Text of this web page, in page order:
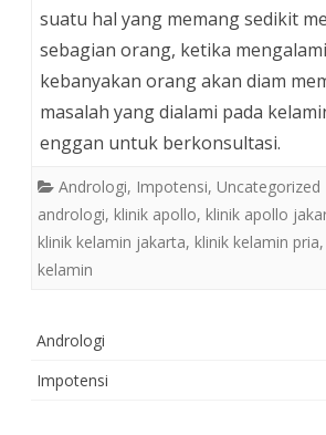
suatu hal yang memang sedikit
sebagian orang, ketika
kebanyakan orang akan diam
masalah yang dialami pada
enggan untuk berkonsultasi.
Andrologi, Impotensi, Uncategorized
andrologi, klinik apollo, klinik apollo
klinik kelamin jakarta, klinik kelamin pria,
kelamin
Andrologi
Impotensi